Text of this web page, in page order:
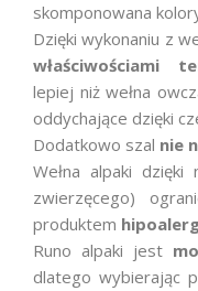
skomponowana
Dzięki wykonaniu z
właściwościami
lepiej niż wełna
oddychające dzięki
Dodatkowo szal nie
Wełna alpaki dzięki
zwierzęcego)
produktem
Runo alpaki jest
dlatego wybierając